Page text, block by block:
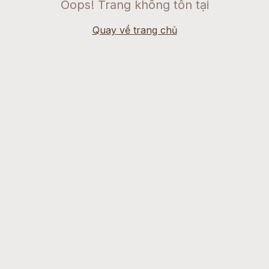
Oops! Trang không tồn tại
Quay về trang chủ